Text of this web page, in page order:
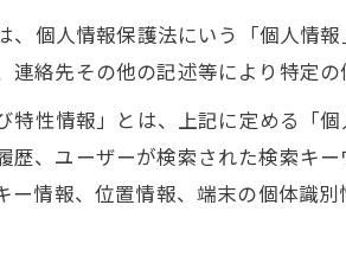
、個人情報保護法にいう「個人情
絡先その他の記述等により特定の
特性情報」とは、上記に定める「
、ユーザーが検索された検索キ
情報、位置情報、端末の個体識別